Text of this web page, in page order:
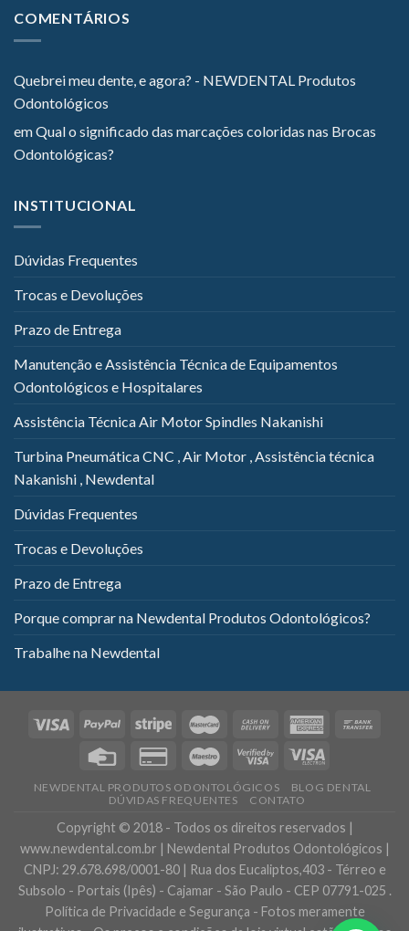
COMENTÁRIOS
Quebrei meu dente, e agora? - NEWDENTAL Produtos
Odontológicos
emQual o significado das marcações coloridas nas Brocas
Odontológicas?
INSTITUCIONAL
Dúvidas Frequentes
Trocas e Devoluções
Prazo de Entrega
Manutenção e Assistência Técnica de Equipamentos
Odontológicos e Hospitalares
Assistência Técnica Air Motor Spindles Nakanishi
Turbina Pneumática CNC , Air Motor , Assistência técnica
Nakanishi , Newdental
Dúvidas Frequentes
Trocas e Devoluções
Prazo de Entrega
Porque comprar na Newdental Produtos Odontológicos?
Trabalhe na Newdental
NEWDENTAL PRODUTOS ODONTOLÓGICOS
BLOG DENTAL
DÚVIDAS FREQUENTES
CONTATO
Copyright © 2018 - Todos os direitos reservados |
www.newdental.com.br | Newdental Produtos Odontológicos |
CNPJ: 29.678.698/0001-80 | Rua dos Eucaliptos,403 - Térreo e
Subsolo - Portais (Ipês) - Cajamar - São Paulo - CEP 07791-025 .
Política de Privacidade e Segurança - Fotos meramente